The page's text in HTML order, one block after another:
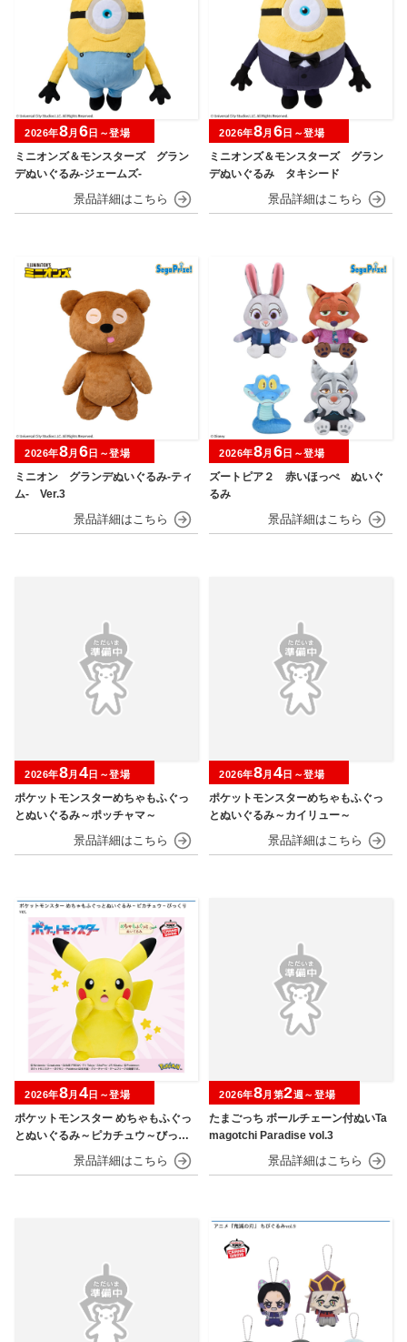
ミニオンズ＆モンスターズ グラン
デぬいぐるみ‐ジェームズ‐
2026年8月 6日～登場
ミニオンズ＆モンスターズ グラン
デぬいぐるみ タキシード
2026年8月 6日～登場
ミニオン グランデぬいぐるみ‐ティ
ム‐ Ver.3
2026年8月 6 日～登場
ズートピア２ 赤いほっぺ ぬいぐ
るみ
2026年8月 6 日～登場
ポケットモンスターめちゃもふぐっ
とぬいぐるみ～ポッチャマ～
2026年8月 4日～登場
ポケットモンスターめちゃもふぐっ
とぬいぐるみ～カイリュー～
2026年8月 4日～登場
ポケットモンスター めちゃもふぐっ
とぬいぐるみ～ピカチュウ～びっく
2026年8月 4日～登場
たまごっち ボールチェーン付ぬいTa
magotchi Paradise vol.3
2026年8月第2週～登場